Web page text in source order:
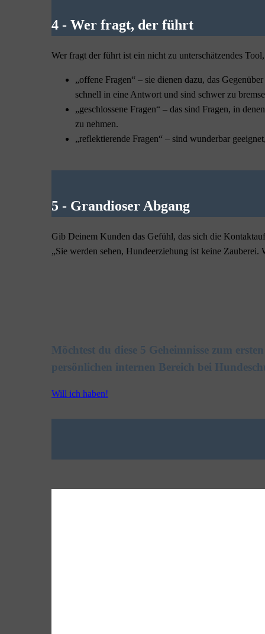
4 - Wer fragt, der führt
Wer fragt der führt ist ein nicht zu unterschätzendes
„offene Fragen“ – sie dienen dazu, das
schnell in eine Antwort und sind schwer zu
„geschlossene Fragen“ – das sind Fragen, in
zu nehmen.
„reflektierende Fragen“ – sind wunderbar
5 - Grandioser Abgang
Gib Deinem Kunden das Gefühl, das sich die
„Sie werden sehen, Hundeerziehung ist keine
Möchtest du diese 5 Geheimnisse zum
persönlichen internen Bereich bei
Will ich haben!